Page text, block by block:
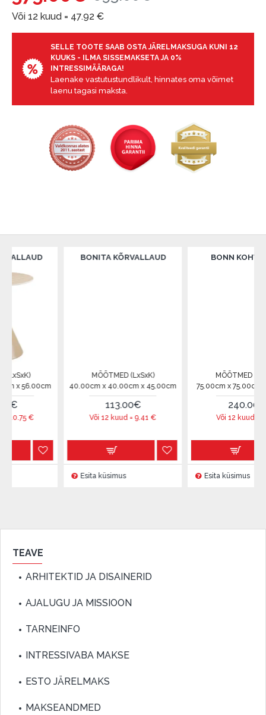
Või 12 kuud = 47.92 €
SELLE TOOTE SAAB OSTA JÄRELMAKSUGA KUNI 12
KUUKS - ILMA SISSEMAKSETA JA 0%
INTRESSIMÄÄRAGA!
Laenake vastutustundlikult, hinnates oma võimet
laenu tagasi maksta.
BONITA KÕRVALLAUD
MÕÕTMED (LxSxK)
40.00cm x 40.00cm x 45.00cm
113.00€
Või 12 kuud = 9.41€
Esita küsimus
BONN KOHVILAUD
MÕÕTMED (LxSxK)
75.00cm x 75.00cm x
240.00€
Või 12 kuud = 20€
Esita küsimus
TEAVE
ARHITEKTID JA DISAINERID
AJALUGU JA MISSIOON
TARNEINFO
INTRESSIVABA MAKSE
ESTO JÄRELMAKS
MAKSEANDMED